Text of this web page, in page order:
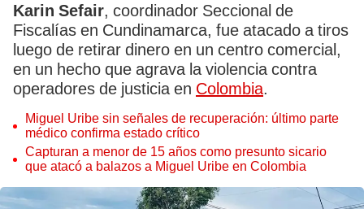
Karin Sefair, coordinador Seccional de
Fiscalías en Cundinamarca, fue atacado a tiros
luego de retirar dinero en un centro comercial,
en un hecho que agrava la violencia contra
operadores de justicia en Colombia.
Miguel Uribe sin señales de recuperación: último parte
médico confirma estado crítico
Capturan a menor de 15 años como presunto sicario
que atacó a balazos a Miguel Uribe en Colombia